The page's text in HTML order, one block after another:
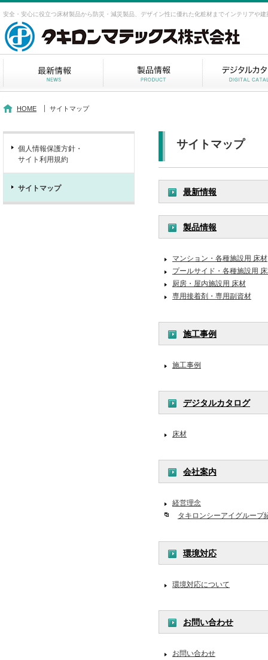
安全・安心に役立つ床材製品から防災・減災製品、デザイン性に優れた化粧材までインテリアや
HOME サイトマップ
サイトマップ
最新情報
製品情報
マンション・各種施設用 床材
プールサイド・各種施設用
厨房・屋内施設用 床材
専用接着剤・専用副資材
施工事例
施工事例
デジタルカタログ
床材
会社案内
経営理念
タキロンシーアイグループ
環境対応
環境対応について
お問い合わせ
お問い合わせ
個人情報保護方針・
サイト利用規約
サイトマップ